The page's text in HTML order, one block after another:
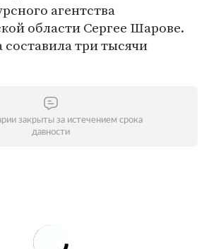
агентства
области Сергее Шарове.
три тысячи
закрыты за истечением срока
давности